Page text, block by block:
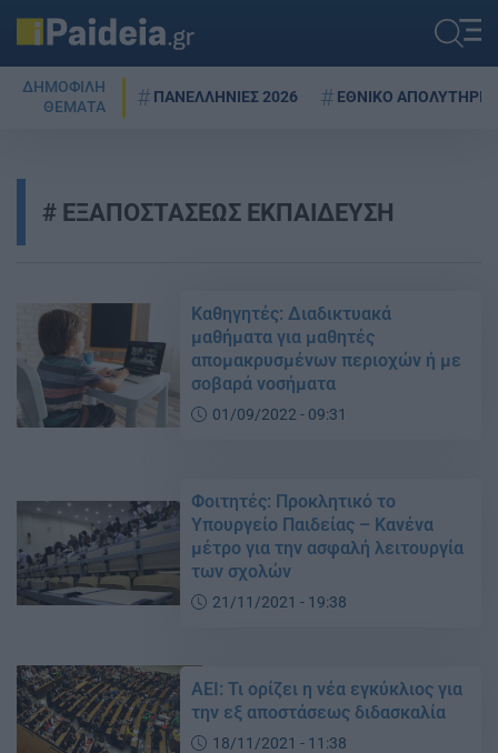
ΔΗΜΟΦΙΛΗ
ΘΕΜΑΤΑ
ΠΑΝΕΛΛΗΝΙΕΣ 2026 ΕΘΝΙΚΟ ΑΠΟΛΥΤΗΡΙΟ
ΕΞΑΠΟΣΤΑΣΕΩΣ ΕΚΠΑΙΔΕΥΣΗ
Καθηγητές: Διαδικτυακά
μαθήματα για μαθητές
απομακρυσμένων περιοχών ή με
σοβαρά νοσήματα
01/09/2022 - 09:31
Φοιτητές: Προκλητικό το
Υπουργείο Παιδείας – Kανένα
μέτρο για την ασφαλή λειτουργία
των σχολών
21/11/2021 - 19:38
ΑΕΙ: Τι ορίζει η νέα εγκύκλιος για
την εξ αποστάσεως διδασκαλία
18/11/2021 - 11:38